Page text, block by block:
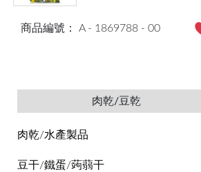
商品編號： A - 1869788 - 00
肉乾/豆乾
肉乾/水產製品
豆干/鐵蛋/蒟蒻干